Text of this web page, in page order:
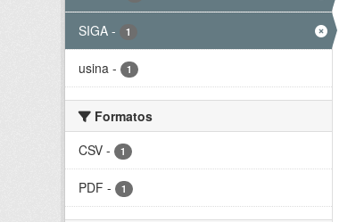
SIGA - 1
usina - 1
Formatos
CSV - 1
PDF - 1